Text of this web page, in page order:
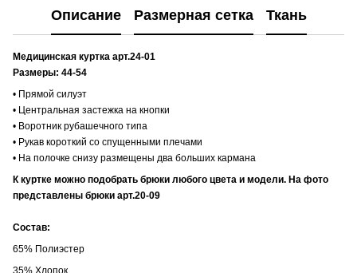
Описание Размерная сетка Ткань
Медицинская куртка арт.24-01
Размеры: 44-54
• Прямой силуэт
• Центральная застежка на кнопки
• Воротник рубашечного типа
• Рукав короткий со спущенными плечами
• На полочке снизу размещены два больших кармана
К куртке можно подобрать брюки любого цвета и модели. На фото
представлены брюки арт.20-09
Состав:
65% Полиэстер
35% Хлопок